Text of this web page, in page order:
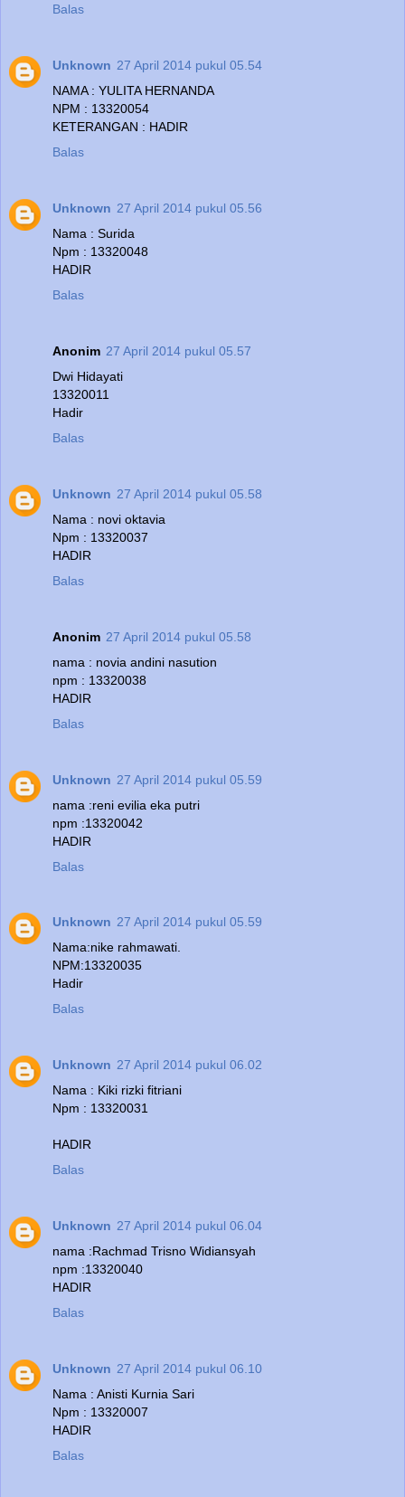
Balas
Unknown 27 April 2014 pukul 05.54
NAMA : YULITA HERNANDA
NPM : 13320054
KETERANGAN : HADIR
Balas
Unknown 27 April 2014 pukul 05.56
Nama : Surida
Npm : 13320048
HADIR
Balas
Anonim 27 April 2014 pukul 05.57
Dwi Hidayati
13320011
Hadir
Balas
Unknown 27 April 2014 pukul 05.58
Nama : novi oktavia
Npm : 13320037
HADIR
Balas
Anonim 27 April 2014 pukul 05.58
nama : novia andini nasution
npm : 13320038
HADIR
Balas
Unknown 27 April 2014 pukul 05.59
nama :reni evilia eka putri
npm :13320042
HADIR
Balas
Unknown 27 April 2014 pukul 05.59
Nama:nike rahmawati.
NPM:13320035
Hadir
Balas
Unknown 27 April 2014 pukul 06.02
Nama : Kiki rizki fitriani
Npm : 13320031
HADIR
Balas
Unknown 27 April 2014 pukul 06.04
nama :Rachmad Trisno Widiansyah
npm :13320040
HADIR
Balas
Unknown 27 April 2014 pukul 06.10
Nama : Anisti Kurnia Sari
Npm : 13320007
HADIR
Balas